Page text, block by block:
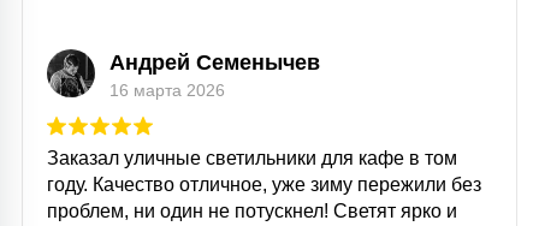
Андрей Семенычев
16 марта 2026
Заказал уличные светильники для кафе в том
году. Качество отличное, уже зиму пережили без
проблем, ни один не потускнел! Светят ярко и